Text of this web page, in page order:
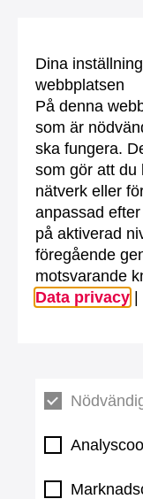
Dina
webbplatsen
På denna
som är
ska fungera.
som gör att du
nätverk eller
anpassad
på aktiverad
föregående
motsvarande
Data privacy